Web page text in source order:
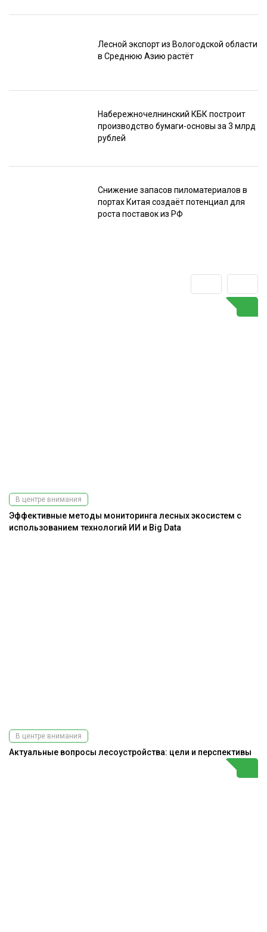
Лесной экспорт из Вологодской области
в Среднюю Азию растёт
Набережночелнинский КБК построит
производство бумаги-основы за 3 млрд
рублей
Снижение запасов пиломатериалов в
портах Китая создаёт потенциал для
роста поставок из РФ
В центре внимания
Эффективные методы мониторинга лесных экосистем с
использованием технологий ИИ и Big Data
В центре внимания
Актуальные вопросы лесоустройства: цели и перспективы